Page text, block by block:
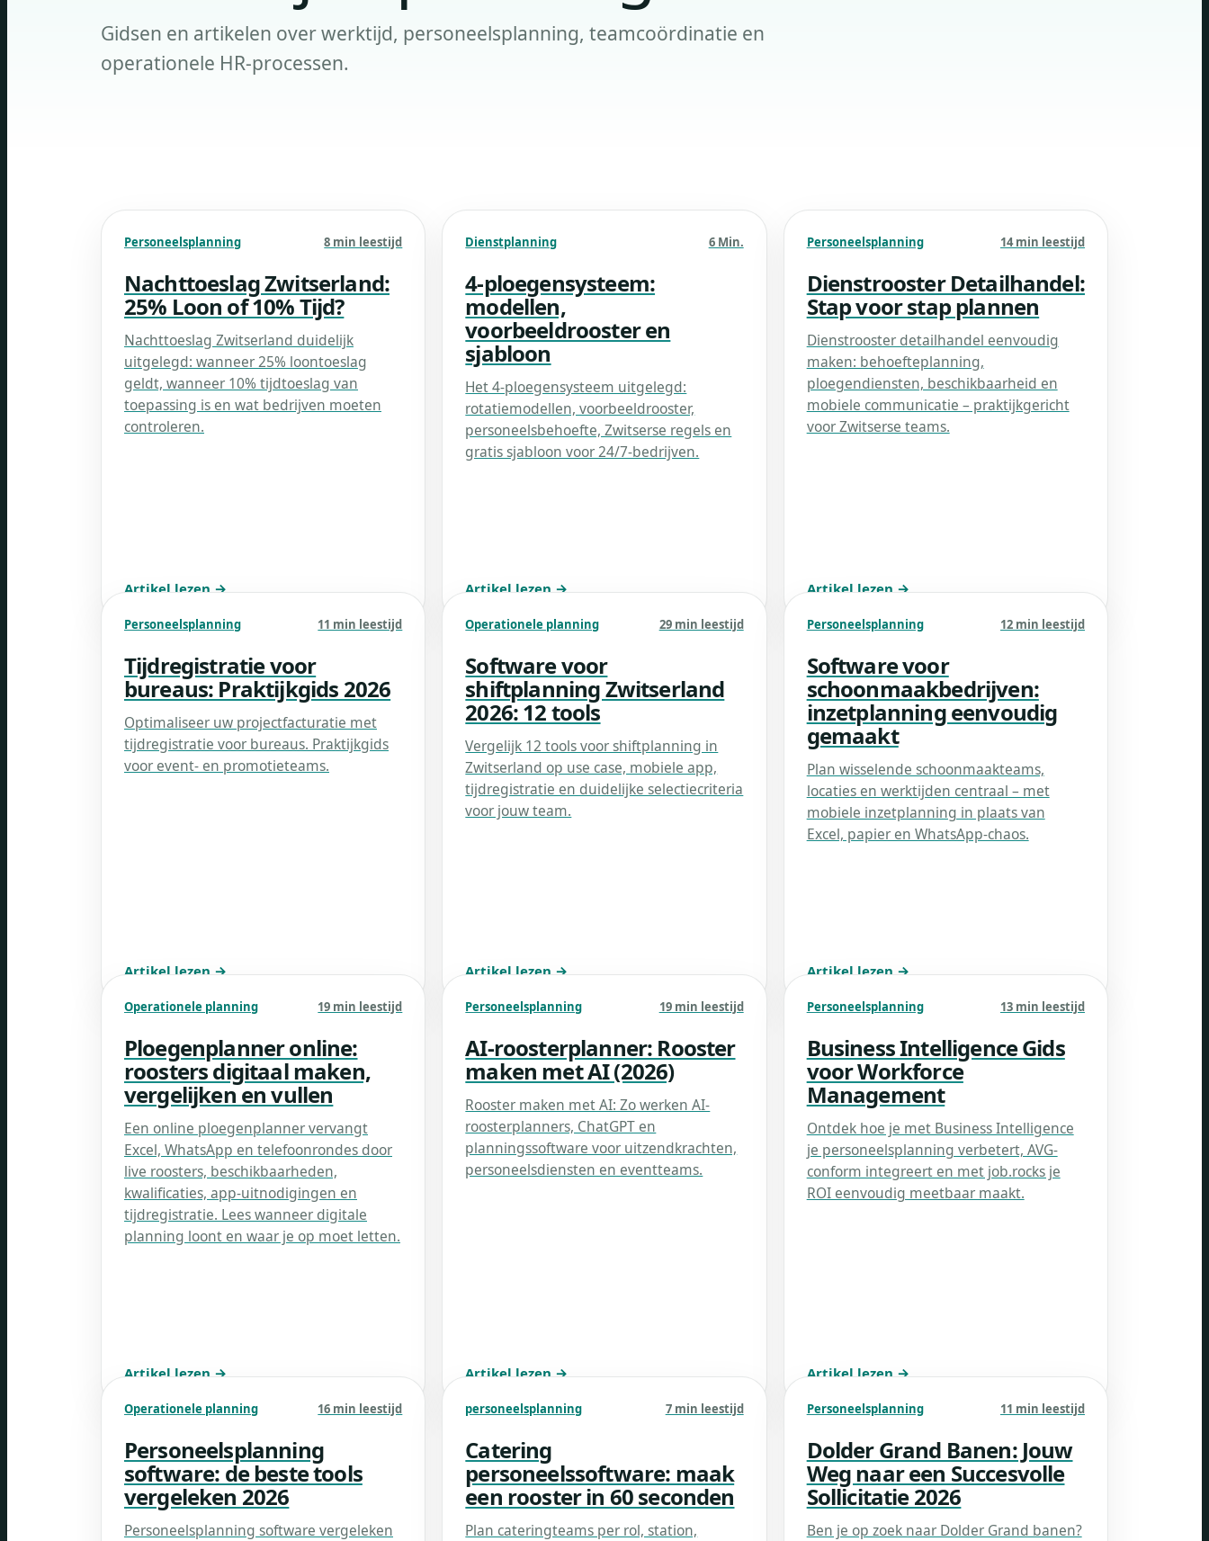
Gidsen en artikelen over werktijd, personeelsplanning, teamcoördinatie en
operationele HR-processen.
Personeelsplanning 8 min leestijd
Nachttoeslag Zwitserland:
25% Loon of 10% Tijd?
Nachttoeslag Zwitserland duidelijk
uitgelegd: wanneer 25% loontoeslag
geldt, wanneer 10% tijdtoeslag van
toepassing is en wat bedrijven moeten
controleren.
Artikel lezen →
Dienstplanning 6 Min.
4-ploegensysteem:
modellen,
voorbeeldrooster en
sjabloon
Het 4-ploegensysteem uitgelegd:
rotatiemodellen, voorbeeldrooster,
personeelsbehoefte, Zwitserse regels en
gratis sjabloon voor 24/7-bedrijven.
Artikel lezen →
Personeelsplanning 14 min leestijd
Dienstrooster Detailhandel:
Stap voor stap plannen
Dienstrooster detailhandel eenvoudig
maken: behoefteplanning,
ploegendiensten, beschikbaarheid en
mobiele communicatie – praktijkgericht
voor Zwitserse teams.
Artikel lezen →
Personeelsplanning 11 min leestijd
Tijdregistratie voor
bureaus: Praktijkgids 2026
Optimaliseer uw projectfacturatie met
tijdregistratie voor bureaus. Praktijkgids
voor event- en promotieteams.
Artikel lezen →
Operationele planning 29 min leestijd
Software voor
shiftplanning Zwitserland
2026: 12 tools
Vergelijk 12 tools voor shiftplanning in
Zwitserland op use case, mobiele app,
tijdregistratie en duidelijke selectiecriteria
voor jouw team.
Artikel lezen →
Personeelsplanning 12 min leestijd
Software voor
schoonmaakbedrijven:
inzetplanning eenvoudig
gemaakt
Plan wisselende schoonmaakteams,
locaties en werktijden centraal – met
mobiele inzetplanning in plaats van
Excel, papier en WhatsApp-chaos.
Artikel lezen →
Operationele planning 19 min leestijd
Ploegenplanner online:
roosters digitaal maken,
vergelijken en vullen
Een online ploegenplanner vervangt
Excel, WhatsApp en telefoonrondes door
live roosters, beschikbaarheden,
kwalificaties, app-uitnodigingen en
tijdregistratie. Lees wanneer digitale
planning loont en waar je op moet letten.
Artikel lezen →
Personeelsplanning 19 min leestijd
AI-roosterplanner: Rooster
maken met AI (2026)
Rooster maken met AI: Zo werken AI-
roosterplanners, ChatGPT en
planningssoftware voor uitzendkrachten,
personeelsdiensten en eventteams.
Artikel lezen →
Personeelsplanning 13 min leestijd
Business Intelligence Gids
voor Workforce
Management
Ontdek hoe je met Business Intelligence
je personeelsplanning verbetert, AVG-
conform integreert en met job.rocks je
ROI eenvoudig meetbaar maakt.
Artikel lezen →
Operationele planning 16 min leestijd
Personeelsplanning
software: de beste tools
vergeleken 2026
Personeelsplanning software vergeleken
personeelsplanning 7 min leestijd
Catering
personeelssoftware: maak
een rooster in 60 seconden
Plan cateringteams per rol, station,
Personeelsplanning 11 min leestijd
Dolder Grand Banen: Jouw
Weg naar een Succesvolle
Sollicitatie 2026
Ben je op zoek naar Dolder Grand banen?